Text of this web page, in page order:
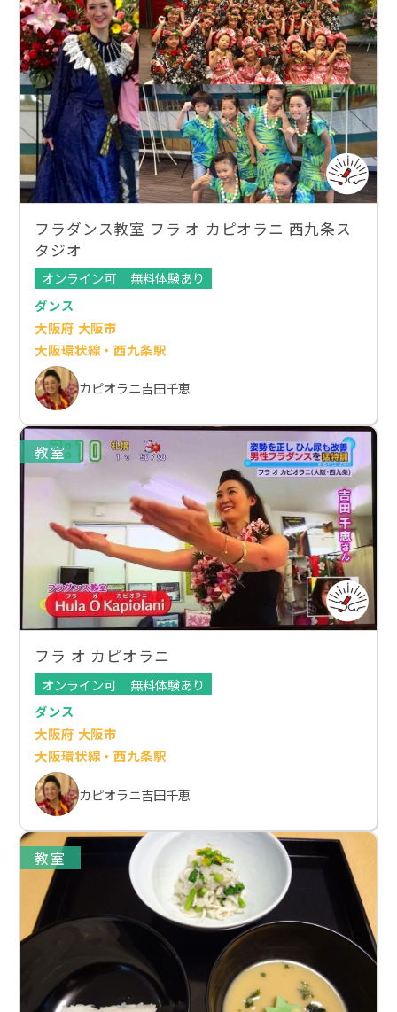
フラダンス教室 フラ オ カピオラニ 西九条ス
タジオ
オンライン可
無料体験あり
ダンス
大阪府 大阪市
大阪環状線・西九条駅
カピオラニ吉田千恵
教室
フラ オ カピオラニ
オンライン可
無料体験あり
ダンス
大阪府 大阪市
大阪環状線・西九条駅
カピオラニ吉田千恵
教室